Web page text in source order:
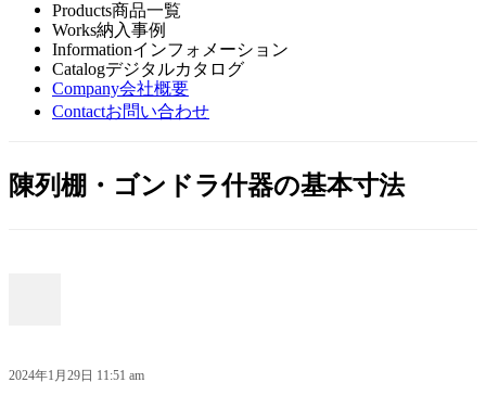
Products商品一覧
Works納入事例
Informationインフォメーション
Catalogデジタルカタログ
Company会社概要
Contactお問い合わせ
陳列棚・ゴンドラ什器の基本寸法
2024年1月29日 11:51 am